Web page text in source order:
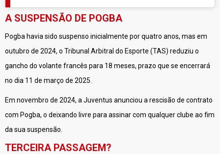
A SUSPENSÃO DE POGBA
Pogba havia sido suspenso inicialmente por quatro anos, mas em
outubro de 2024, o Tribunal Arbitral do Esporte (TAS) reduziu o
gancho do volante francês para 18 meses, prazo que se encerrará
no dia 11 de março de 2025.
Em novembro de 2024, a Juventus anunciou a rescisão de contrato
com Pogba, o deixando livre para assinar com qualquer clube ao fim
da sua suspensão.
TERCEIRA PASSAGEM?